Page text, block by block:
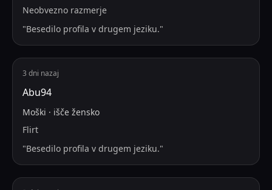
Neobvezno razmerje
"Besedilo profila v drugem jeziku."
3 dni nazaj
Abu94
Moški · išče žensko
Flirt
"Besedilo profila v drugem jeziku."